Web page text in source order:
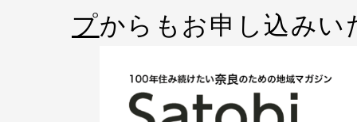
プからもお申し込みい